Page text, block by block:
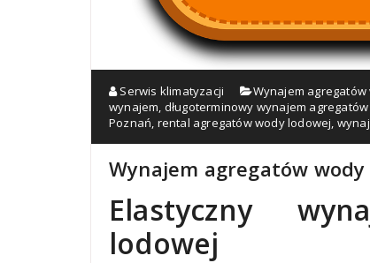
Serwis klimatyzacji Wynajem
wynajem, długoterminowy wynajem
Poznań, rental agregatów wody lodowej,
Wynajem agregatów
Elastyczny
lodowej